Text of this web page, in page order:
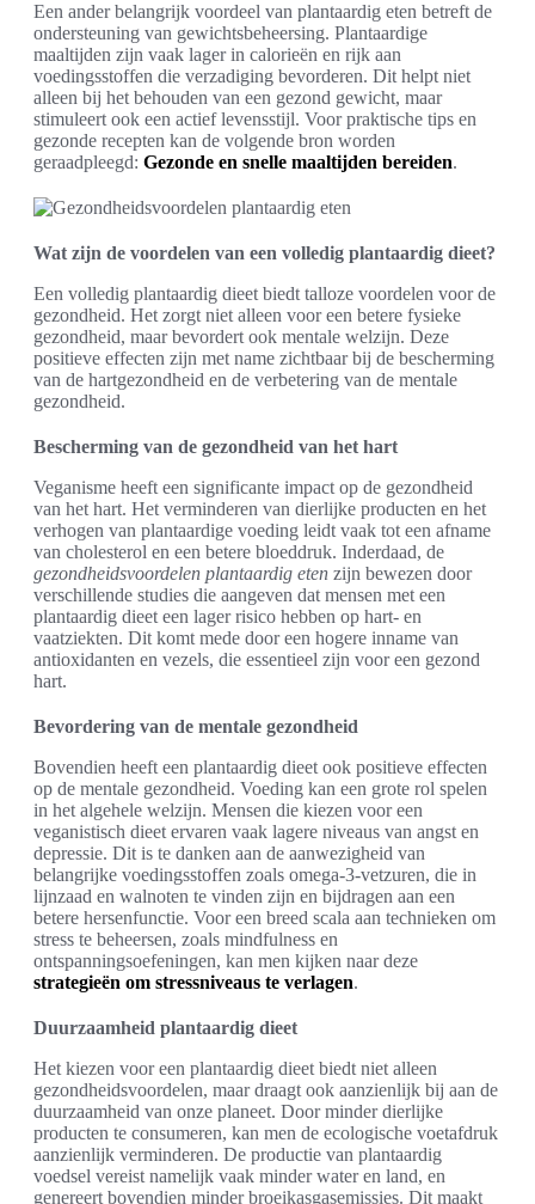
Een ander belangrijk voordeel van plantaardig eten betreft de
ondersteuning van gewichtsbeheersing. Plantaardige
maaltijden zijn vaak lager in calorieën en rijk aan
voedingsstoffen die verzadiging bevorderen. Dit helpt niet
alleen bij het behouden van een gezond gewicht, maar
stimuleert ook een actief levensstijl. Voor praktische tips en
gezonde recepten kan de volgende bron worden
geraadpleegd: Gezonde en snelle maaltijden bereiden.
Wat zijn de voordelen van een volledig plantaardig dieet?
Een volledig plantaardig dieet biedt talloze voordelen voor de
gezondheid. Het zorgt niet alleen voor een betere fysieke
gezondheid, maar bevordert ook mentale welzijn. Deze
positieve effecten zijn met name zichtbaar bij de bescherming
van de hartgezondheid en de verbetering van de mentale
gezondheid.
Bescherming van de gezondheid van het hart
Veganisme heeft een significante impact op de gezondheid
van het hart. Het verminderen van dierlijke producten en het
verhogen van plantaardige voeding leidt vaak tot een afname
van cholesterol en een betere bloeddruk. Inderdaad, de
gezondheidsvoordelen plantaardig eten zijn bewezen door
verschillende studies die aangeven dat mensen met een
plantaardig dieet een lager risico hebben op hart- en
vaatziekten. Dit komt mede door een hogere inname van
antioxidanten en vezels, die essentieel zijn voor een gezond
hart.
Bevordering van de mentale gezondheid
Bovendien heeft een plantaardig dieet ook positieve effecten
op de mentale gezondheid. Voeding kan een grote rol spelen
in het algehele welzijn. Mensen die kiezen voor een
veganistisch dieet ervaren vaak lagere niveaus van angst en
depressie. Dit is te danken aan de aanwezigheid van
belangrijke voedingsstoffen zoals omega-3-vetzuren, die in
lijnzaad en walnoten te vinden zijn en bijdragen aan een
betere hersenfunctie. Voor een breed scala aan technieken om
stress te beheersen, zoals mindfulness en
ontspanningsoefeningen, kan men kijken naar deze
strategieën om stressniveaus te verlagen.
Duurzaamheid plantaardig dieet
Het kiezen voor een plantaardig dieet biedt niet alleen
gezondheidsvoordelen, maar draagt ook aanzienlijk bij aan de
duurzaamheid van onze planeet. Door minder dierlijke
producten te consumeren, kan men de ecologische voetafdruk
aanzienlijk verminderen. De productie van plantaardig
voedsel vereist namelijk vaak minder water en land, en
genereert bovendien minder broeikasgasemissies. Dit maakt